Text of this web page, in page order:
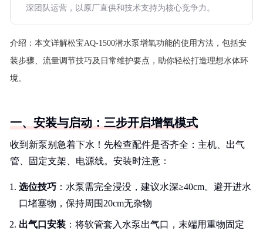
深团队运营，以原厂直供和技术支持为核心竞争力。
介绍： 本文详解松宝AQ-1500潜水泵增氧功能的使用方法，包括安
装步骤、流量调节技巧及日常维护要点，助你轻松打造理想水体环
境。
一、安装与启动：三步开启增氧模式
收到新泵别急着下水！先检查配件是否齐全：主机、出气
管、固定支架、电源线。安装时注意：
选位技巧 ：水泵需完全浸没，建议水深≥40cm。避开进水
口堵塞物，保持周围20cm无杂物
出气口安装 ：将软管套入水泵出气口，末端用重物固定